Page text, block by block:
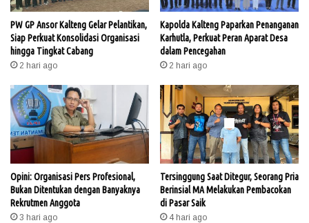
PW GP Ansor Kalteng Gelar Pelantikan,
Siap Perkuat Konsolidasi Organisasi
hingga Tingkat Cabang
2 hari ago
Kapolda Kalteng Paparkan Penanganan
Karhutla, Perkuat Peran Aparat Desa
dalam Pencegahan
2 hari ago
Opini: Organisasi Pers Profesional,
Bukan Ditentukan dengan Banyaknya
Rekrutmen Anggota
3 hari ago
Tersinggung Saat Ditegur, Seorang Pria
Berinsial MA Melakukan Pembacokan
di Pasar Saik
4 hari ago